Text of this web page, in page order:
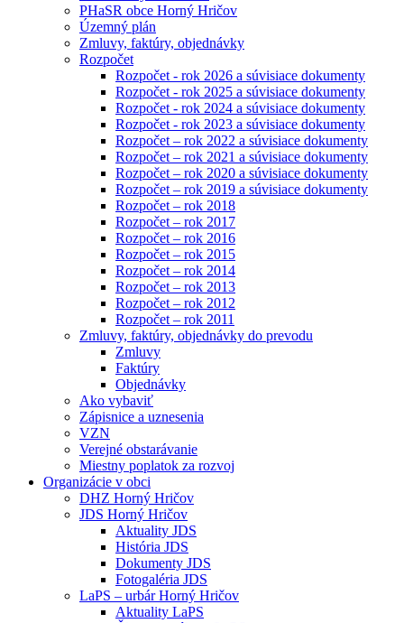
PHaSR obce Horný Hričov
Územný plán
Zmluvy, faktúry, objednávky
Rozpočet
Rozpočet - rok 2026 a súvisiace dokumenty
Rozpočet - rok 2025 a súvisiace dokumenty
Rozpočet - rok 2024 a súvisiace dokumenty
Rozpočet - rok 2023 a súvisiace dokumenty
Rozpočet – rok 2022 a súvisiace dokumenty
Rozpočet – rok 2021 a súvisiace dokumenty
Rozpočet – rok 2020 a súvisiace dokumenty
Rozpočet – rok 2019 a súvisiace dokumenty
Rozpočet – rok 2018
Rozpočet – rok 2017
Rozpočet – rok 2016
Rozpočet – rok 2015
Rozpočet – rok 2014
Rozpočet – rok 2013
Rozpočet – rok 2012
Rozpočet – rok 2011
Zmluvy, faktúry, objednávky do prevodu
Zmluvy
Faktúry
Objednávky
Ako vybaviť
Zápisnice a uznesenia
VZN
Verejné obstarávanie
Miestny poplatok za rozvoj
Organizácie v obci
DHZ Horný Hričov
JDS Horný Hričov
Aktuality JDS
História JDS
Dokumenty JDS
Fotogaléria JDS
LaPS – urbár Horný Hričov
Aktuality LaPS